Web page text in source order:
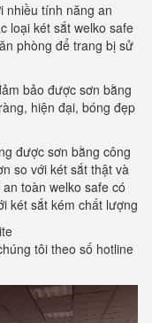
nhiều tính năng an
loại két sắt welko safe
phòng để trang bị sử
bảo được sơn bằng
hiện đại, bóng đẹp
được sơn bằng công
so với két sắt thật và
toàn welko safe có
két sắt kém chất lượng
tôi theo số hotline